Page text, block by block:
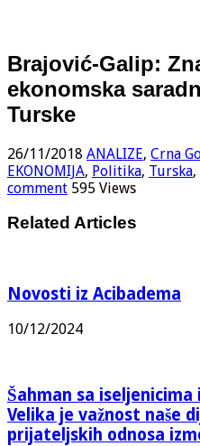
Brajović-Galip:
ekonomska
Turske
26/11/2018 ANALIZE, Crna
EKONOMIJA, Politika, Turska,
comment 595 Views
Related Articles
Novosti iz Acibadema
10/12/2024
Šahman sa iseljenicima
Velika je važnost naše
prijateljskih odnosa